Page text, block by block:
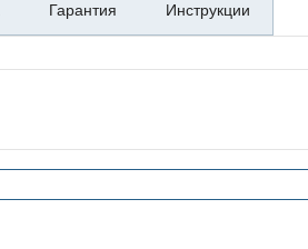
Гарантия Инструкции